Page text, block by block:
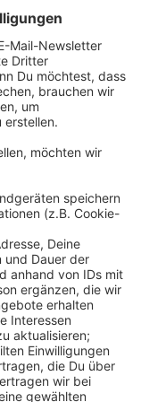
Podcasts